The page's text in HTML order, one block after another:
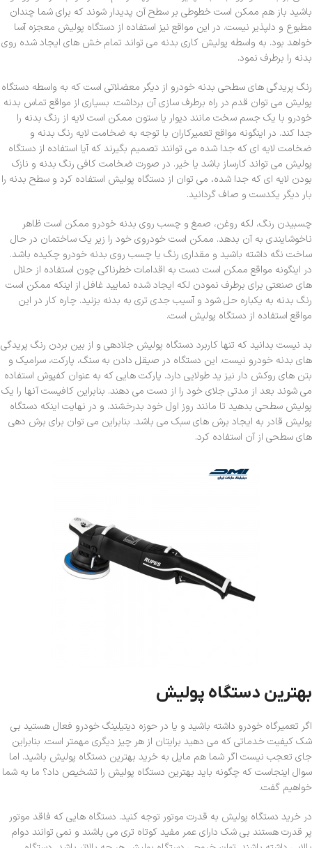
باشید باز هم ممکن است خطوطی بر سطح آن پدیدار شوند که برای شما چندان
مطبوع و دلپذیر نیست. در این مواقع نیز استفاده از دستگاه پولیش معجزه آسا
خواهد بود. به واسطه پولیش کاری بدنه می تواند تمام خش های ایجاد شده روی
بدنه را برطرف نمود.
رنگ پریدگی های سطحی بدنه خودرو از دیگر معضلاتی است که به واسطه دستگاه
پولیش می توان قدم در راه برطرف سازی آن برداشت. بسیاری از مواقع تماس بدنه
خودرو با یک جسم سخت مانند دیوار یا ستون ممکن است لایه از رنگ بدنه را
جدا کند. در اینگونه مواقع تعمیرکاران با توجه به ضخامت لایه رنگ بدنه و
ضخامت لایه ای که جدا شده می توانند تصمیم بگیرند که آیا استفاده از دستگاه
پولیش می تواند کارساز باشد یا خیر. در صورت ضخامت کافی رنگ بدنه و نازک
بودن لایه ای که جدا شده، می توان از دستگاه پولیش استفاده کرد و سطح بدنه را
بار دیگر یکدست و صاف گردانید.
چسبیدن رنگ، لکه روغن، صمغ و چسب روی بدنه خودرو ممکن است ظاهر
ناخوشایندی به آن بدهد. ممکن است خودروی خود را زیر یک ساختمان در حال
ساخت نگه داشته باشید و مقداری رنگ یا چسب روی بدنه خودرو چکیده باشد.
در اینگونه مواقع ممکن است دست به اقدامات خطرناکی چون استفاده از حلال
های صنعتی برای برطرف نمودن لکه ایجاد شده نمایید غافل از اینکه ممکن است
رنگ بدنه به یکباره حل شود و آسیب جدی تری به بدنه بزنید. چاره کار در این
مواقع استفاده از دستگاه پولیش است.
بد نیست بدانید که تنها کاربرد دستگاه پولیش جلادهی و از بین بردن رنگ پریدگی
های بدنه خودرو نیست. این دستگاه در صیقل دادن به سنگ، پارکت، سرامیک و
بتن های روکش دار نیز ید طولایی دارد. پارکت هایی که به عنوان کفپوش استفاده
می شوند بعد از مدتی جلای خود را از دست می دهند. بنابراین کافیست آنها را یک
پولیش سطحی بدهید تا مانند روز اول خود بدرخشند. و در نهایت اینکه دستگاه
پولیش قادر به ایجاد برش های سبک می باشد. بنابراین می توان برای برش دهی
های سطحی از آن استفاده کرد.
بهترین دستگاه پولیش
اگر تعمیرگاه خودرو داشته باشید و یا در حوزه دیتیلینگ خودرو فعال هستید بی
شک کیفیت خدماتی که می دهید برایتان از هر چیز دیگری مهمتر است. بنابراین
جای تعجب نیست اگر شما هم مایل به خرید بهترین دستگاه پولیش باشید. اما
سوال اینجاست که چگونه باید بهترین دستگاه پولیش را تشخیص داد؟ ما به شما
خواهیم گفت.
در خرید دستگاه پولیش به قدرت موتور توجه کنید. دستگاه هایی که فاقد موتور
پر قدرت هستند بی شک دارای عمر مفید کوتاه تری می باشند و نمی توانند دوام